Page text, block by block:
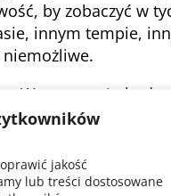
jakość
lub treści dostosowane
by zobaczyć w
innym tempie,
niemożliwe.
Wystarczy, że
Zamiast
atak